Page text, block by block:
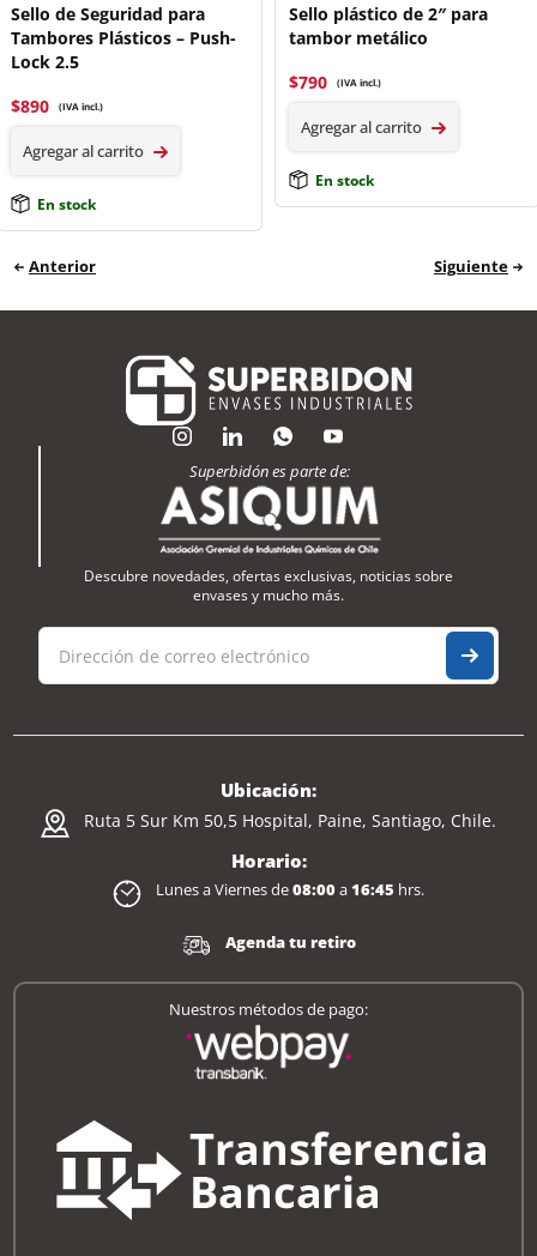
Sello de Seguridad para
Tambores Plásticos – Push-
Lock 2.5
$890 (IVA incl.)
Agregar al carrito
En stock
Sello plástico de 2″ para
tambor metálico
$790 (IVA incl.)
Agregar al carrito
En stock
Anterior Siguiente
Superbidón es parte de:
Descubre novedades, ofertas exclusivas, noticias sobre
envases y mucho más.
Ubicación:
Ruta 5 Sur Km 50,5 Hospital, Paine, Santiago, Chile.
Horario:
Lunes a Viernes de08:00a16:45 hrs.
Agenda tu retiro
Nuestros métodos de pago: